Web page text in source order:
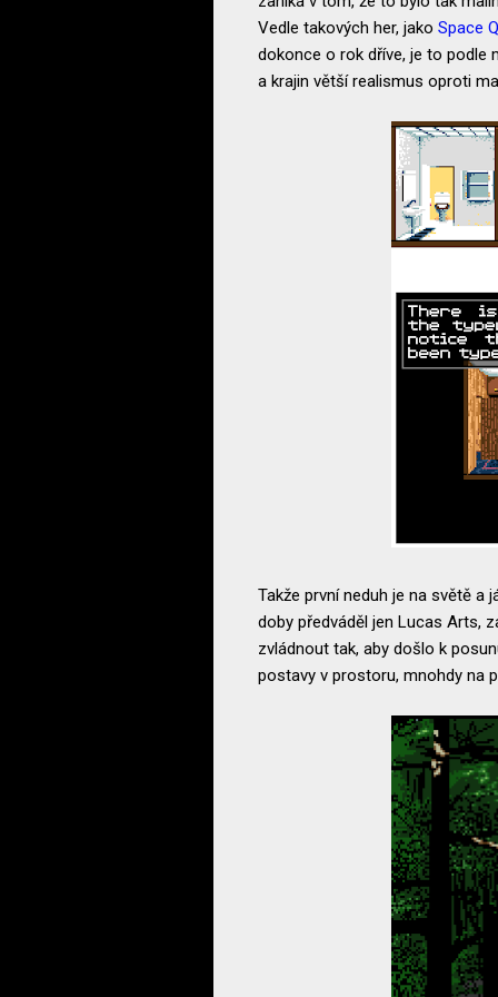
Vedle takových her, jako Space
dokonce o rok dříve, je to podle
a krajin větší realismus oproti
Takže první neduh je na světě a
doby předváděl jen Lucas Arts,
zvládnout tak, aby došlo k
postavy v prostoru, mnohdy na